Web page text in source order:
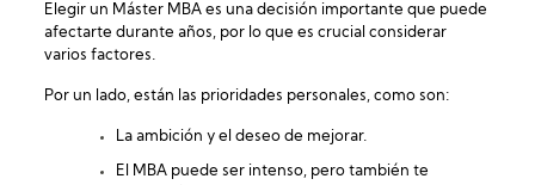
Elegir un Máster MBA es una decisión importante que puede
afectarte durante años, por lo que es crucial considerar
varios factores.
Por un lado, están las prioridades personales, como son:
La ambición y el deseo de mejorar.
El MBA puede ser intenso, pero también te